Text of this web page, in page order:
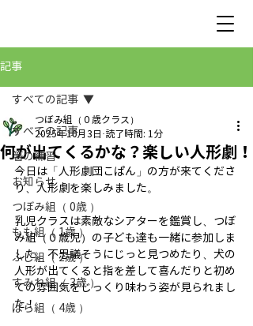
記事
すべての記事
箸の練習
お知らせ
つぼみ組（ 0歳 ）
もも組（ 1歳 ）
ふじ組（ 2歳 ）
すみれ組（ 3歳 ）
ばら組（ 4歳 ）
すべての記事
何が出てくるかな？楽しい人形劇！
つぼみ組（０歳クラス）
2025年10月3日 読了時間: 1分
今日は「人形劇団こぱん」の方が来てくださ
り、人形劇を楽しみました。
乳児クラスは素敵なシアターを鑑賞し、つぼ
み組（０歳児）の子ども達も一緒に参加しま
した。不思議そうにじっと見つめたり、犬の
人形が出てくると指を差して喜んだりと初め
ての雰囲気をじっくり味わう姿が見られまし
た！